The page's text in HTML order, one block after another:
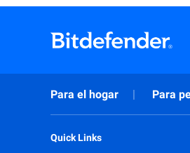
Para el hogar Para
Quick Links